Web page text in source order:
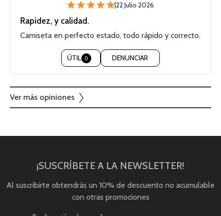
|22 Julio 2026
Rapidez, y calidad.
Camiseta en perfecto estado, todo rápido y correcto.
ÚTIL 0 DENUNCIAR
Ver más opiniones
¡SUSCRÍBETE A LA NEWSLETTER!
Al suscribirte obtendrás un 10% de descuento no acumulable
con otras promociones